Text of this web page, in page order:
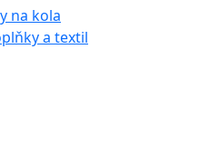
na kola
a textil